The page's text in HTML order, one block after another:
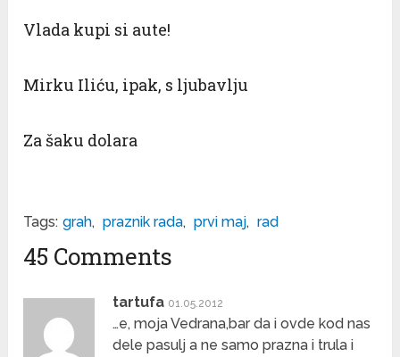
Vlada kupi si aute!
Mirku Iliću, ipak, s ljubavlju
Za šaku dolara
Tags: grah, praznik rada, prvi maj, rad
45 Comments
tartufa 01.05.2012
…e, moja Vedrana,bar da i ovde kod nas
dele pasulj a ne samo prazna i trula i